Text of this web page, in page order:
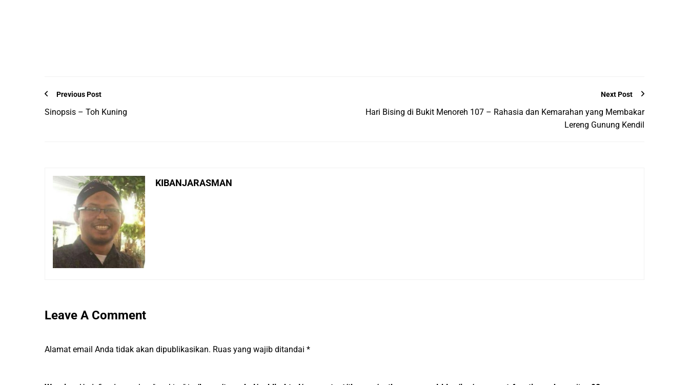
Previous Post
Sinopsis – Toh Kuning
Next Post
Hari Bising di Bukit Menoreh 107 – Rahasia dan Kemarahan yang Membakar
Lereng Gunung Kendil
KIBANJARASMAN
Leave A Comment
Alamat email Anda tidak akan dipublikasikan. Ruas yang wajib ditandai *